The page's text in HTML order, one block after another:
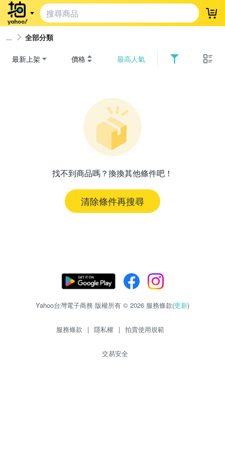
登
全部分類
最新上架 價格 最高人氣
找不到商品嗎？換換其他條件吧！
清除條件再搜尋
Yahoo台灣電子商務 版權所有 © 2026 服務條款(更新)
服務條款 | 隱私權 | 拍賣使用規範
交易安全